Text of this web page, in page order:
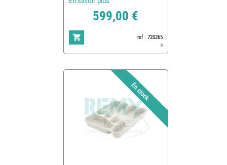
599,00 €
ref : 720265
0